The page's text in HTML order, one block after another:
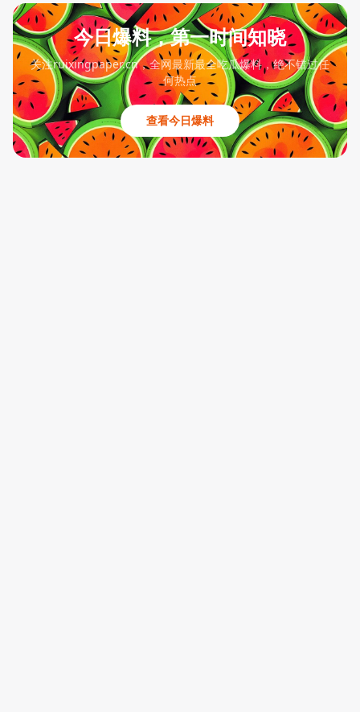
今日爆料，第一时间知晓
关注ruixingpaper.cn，全网最新最全吃瓜爆料，绝不错过任
何热点
查看今日爆料